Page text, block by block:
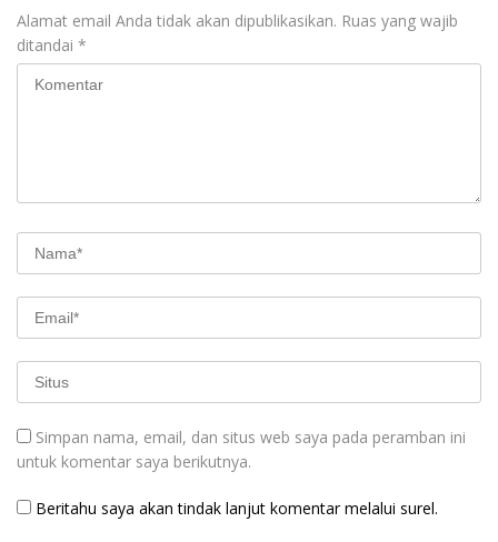
Alamat email Anda tidak akan dipublikasikan. Ruas yang wajib
ditandai *
Simpan nama, email, dan situs web saya pada peramban ini
untuk komentar saya berikutnya.
Beritahu saya akan tindak lanjut komentar melalui surel.